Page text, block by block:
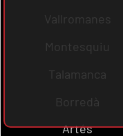
Vallromanes
Montesquiu
Talamanca
Borredà
Artés